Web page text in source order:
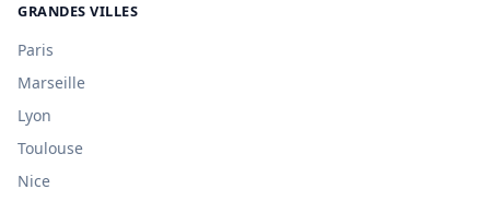
GRANDES VILLES
Paris
Marseille
Lyon
Toulouse
Nice